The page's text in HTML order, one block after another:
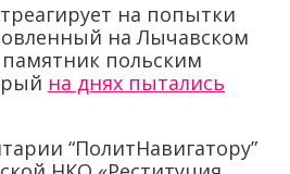
на попытки
на Лычавском
польским
на днях пытались
“ПолитНавигатору”